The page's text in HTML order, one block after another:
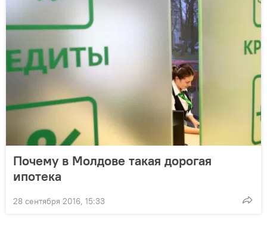
Почему в Молдове такая дорогая
ипотека
28 сентября 2016, 15:33